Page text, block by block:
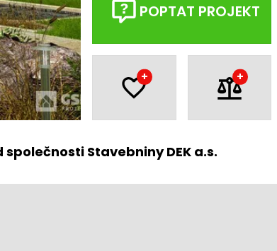
POPTAT PROJEKT
+ +
Stavebniny DEK a.s.